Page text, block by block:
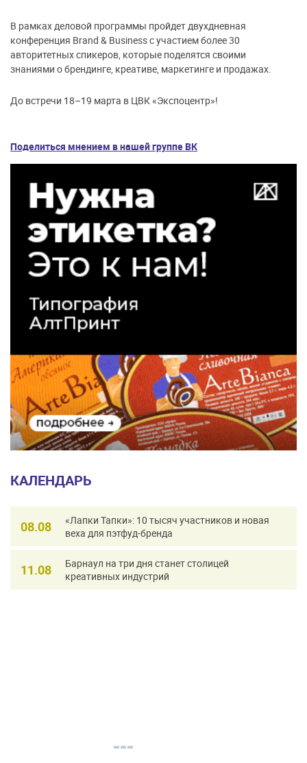
В рамках деловой программы пройдет двухдневная
конференция Brand & Business с участием более 30
авторитетных спикеров, которые поделятся своими
знаниями о брендинге, креативе, маркетинге и продажах.
До встречи 18–19 марта в ЦВК «Экспоцентр»!
Поделиться мнением в нашей группе ВК
КАЛЕНДАРЬ
08.08
«Лапки Тапки»: 10 тысяч участников и новая
веха для пэтфуд-бренда
11.08
Барнаул на три дня станет столицей
креативных индустрий